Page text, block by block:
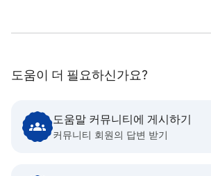
도움이 더 필요하신가요?
도움말 커뮤니티에 게시하기
커뮤니티 회원의 답변 받기